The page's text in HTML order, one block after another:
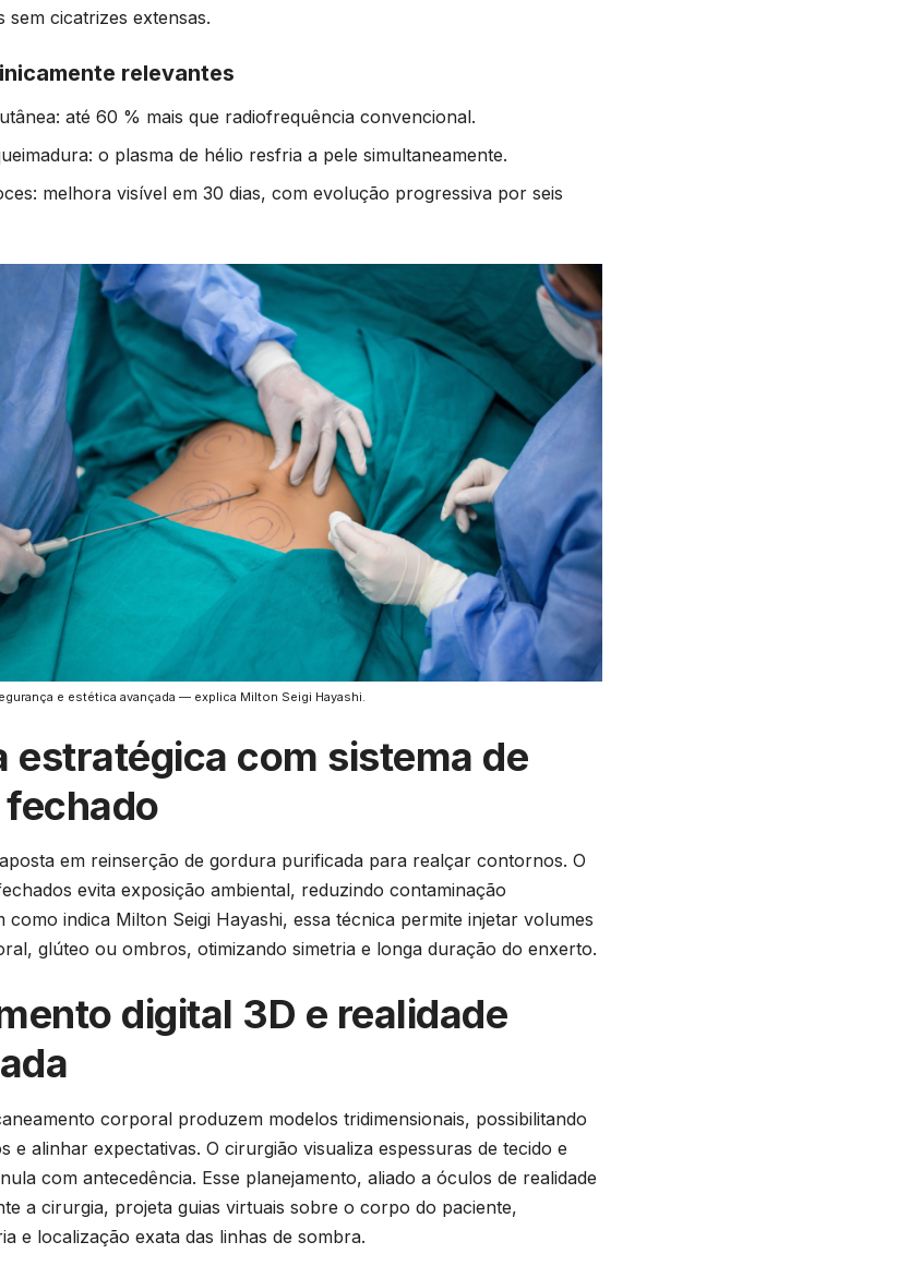
sem cicatrizes extensas.
relevantes
até 60 % mais que radiofrequência convencional.
o plasma de hélio resfria a pele simultaneamente.
melhora visível em 30 dias, com evolução progressiva por seis
e estética avançada — explica Milton Seigi Hayashi.
estratégica com sistema de
em reinserção de gordura purificada para realçar contornos. O
evita exposição ambiental, reduzindo contaminação
como indica Milton Seigi Hayashi, essa técnica permite injetar volumes
glúteo ou ombros, otimizando simetria e longa duração do enxerto.
digital 3D e realidade
corporal produzem modelos tridimensionais, possibilitando
e alinhar expectativas. O cirurgião visualiza espessuras de tecido e
com antecedência. Esse planejamento, aliado a óculos de realidade
a cirurgia, projeta guias virtuais sobre o corpo do paciente,
e localização exata das linhas de sombra.